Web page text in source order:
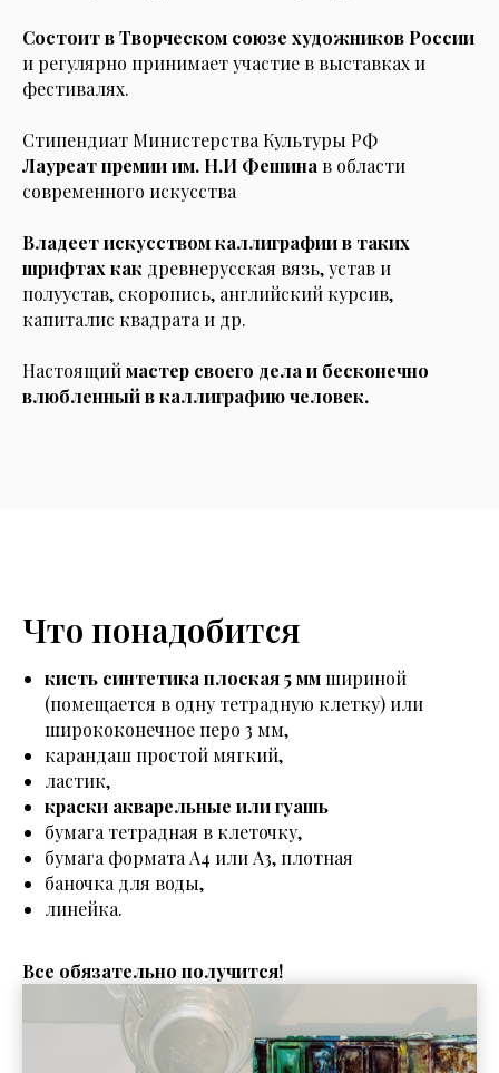
Состоит в Творческом союзе художников России
и регулярно принимает участие в выставках и
фестивалях.
Стипендиат Министерства Культуры РФ
Лауреат премии им. Н.И Фешина в области
современного искусства
Владеет искусством каллиграфии в таких
шрифтах как древнерусская вязь, устав и
полуустав, скоропись, английский курсив,
капиталис квадрата и др.
Настоящиймастер своего дела и бесконечно
влюбленный в каллиграфию человек.
Что понадобится
кисть синтетика плоская 5 мм шириной
(помещается в одну тетрадную клетку) или
ширококонечное перо 3 мм,
карандаш простой мягкий,
ластик,
краски акварельные или гуашь
бумага тетрадная в клеточку,
бумага формата А4 или А3, плотная
баночка для воды,
линейка.
Все обязательно получится!